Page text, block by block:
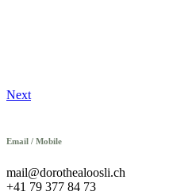
Next
Email / Mobile
mail@dorothealoosli.ch
+41 79 377 84 73